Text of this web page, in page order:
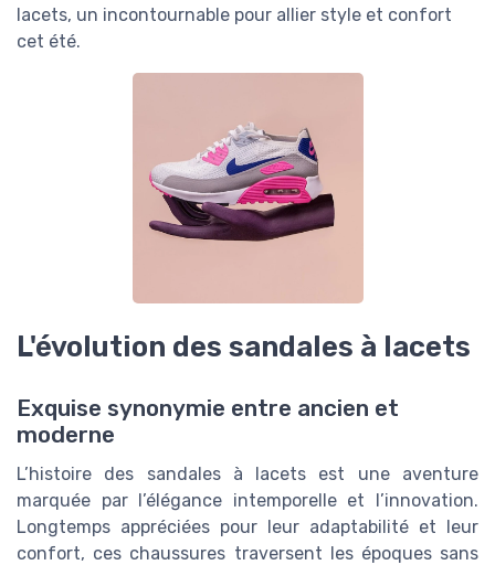
lacets, un incontournable pour allier style et confort
cet été.
L'évolution des sandales à lacets
Exquise synonymie entre ancien et
moderne
L’histoire des sandales à lacets est une aventure
marquée par l’élégance intemporelle et l’innovation.
Longtemps appréciées pour leur adaptabilité et leur
confort, ces chaussures traversent les époques sans